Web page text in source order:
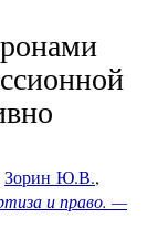
Зорин Ю.В.,
и право. —